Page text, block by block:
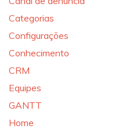
Categorias
Configurações
Conhecimento
CRM
Equipes
GANTT
Home